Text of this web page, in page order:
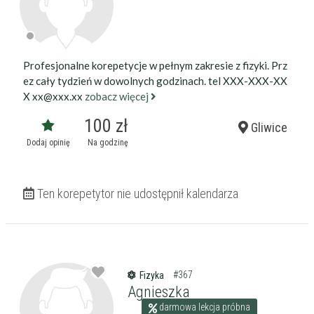
Profesjonalne korepetycje w pełnym zakresie z fizyki. Prz
ez cały tydzień w dowolnych godzinach. tel XXX-XXX-XX
X xx@xxx.xx zobacz więcej
Dodaj opinię
100 zł
Na godzinę
Gliwice
Ten korepetytor nie udostępnił kalendarza
Fizyka #367
Agnieszka
darmowa lekcja próbna